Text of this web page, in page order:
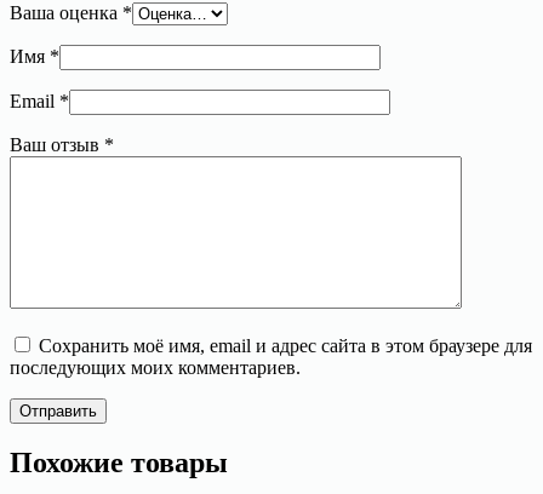
Ваша оценка *
Имя *
Email *
Ваш отзыв *
Сохранить моё имя, email и адрес сайта в этом браузере для
последующих моих комментариев.
Отправить
Похожие товары